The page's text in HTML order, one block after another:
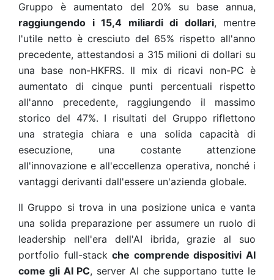
Gruppo è aumentato del 20% su base annua,
raggiungendo i 15,4 miliardi di dollari, mentre
l'utile netto è cresciuto del 65% rispetto all'anno
precedente, attestandosi a 315 milioni di dollari su
una base non-HKFRS. Il mix di ricavi non-PC è
aumentato di cinque punti percentuali rispetto
all'anno precedente, raggiungendo il massimo
storico del 47%. I risultati del Gruppo riflettono
una strategia chiara e una solida capacità di
esecuzione, una costante attenzione
all'innovazione e all'eccellenza operativa, nonché i
vantaggi derivanti dall'essere un'azienda globale.
Il Gruppo si trova in una posizione unica e vanta
una solida preparazione per assumere un ruolo di
leadership nell'era dell'AI ibrida, grazie al suo
portfolio full-stackche comprende dispositivi AI
come gli AI PC, server AI che supportano tutte le